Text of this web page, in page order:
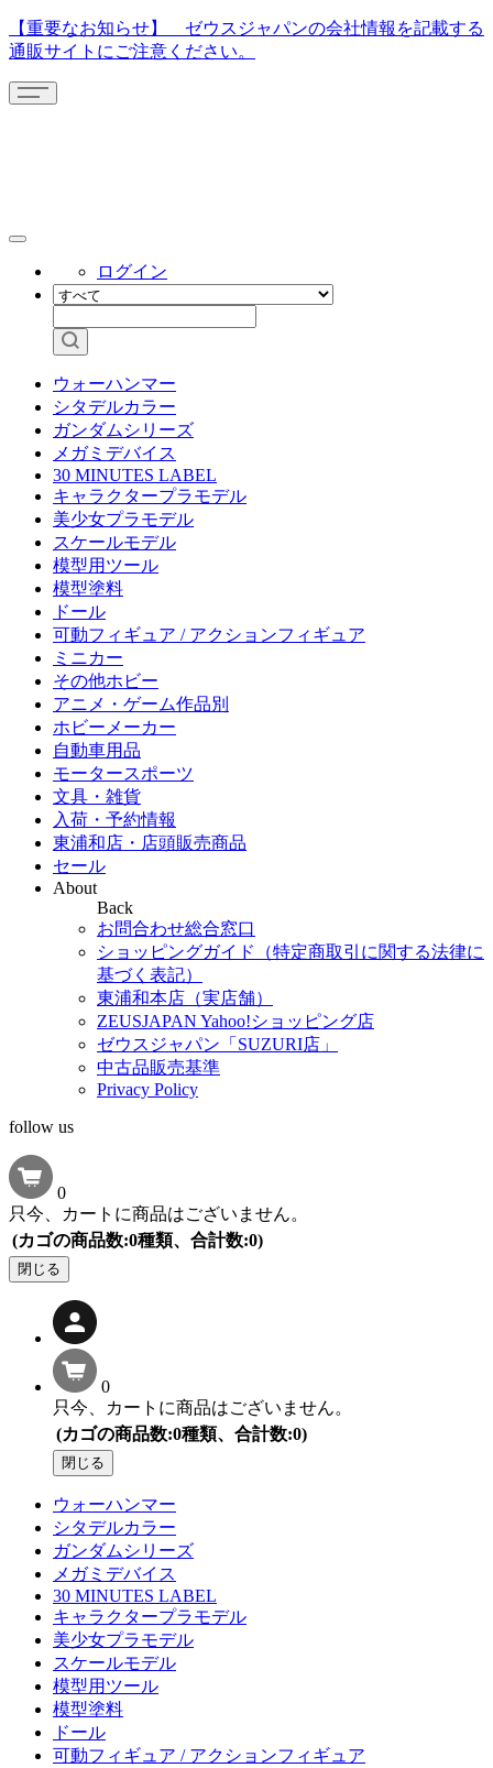
【重要なお知らせ】 ゼウスジャパンの会社情報を記載する
通販サイトにご注意ください。
ログイン
ウォーハンマー
シタデルカラー
ガンダムシリーズ
メガミデバイス
30 MINUTES LABEL
キャラクタープラモデル
美少女プラモデル
スケールモデル
模型用ツール
模型塗料
ドール
可動フィギュア / アクションフィギュア
ミニカー
その他ホビー
アニメ・ゲーム作品別
ホビーメーカー
自動車用品
モータースポーツ
文具・雑貨
入荷・予約情報
東浦和店・店頭販売商品
セール
About
Back
お問合わせ総合窓口
ショッピングガイド（特定商取引に関する法律に
基づく表記）
東浦和本店（実店舗）
ZEUSJAPAN Yahoo!ショッピング店
ゼウスジャパン「SUZURI店」
中古品販売基準
Privacy Policy
follow us
0
只今、カートに商品はございません。
(カゴの商品数:0種類、合計数:0)
閉じる
0
只今、カートに商品はございません。
(カゴの商品数:0種類、合計数:0)
閉じる
ウォーハンマー
シタデルカラー
ガンダムシリーズ
メガミデバイス
30 MINUTES LABEL
キャラクタープラモデル
美少女プラモデル
スケールモデル
模型用ツール
模型塗料
ドール
可動フィギュア / アクションフィギュア